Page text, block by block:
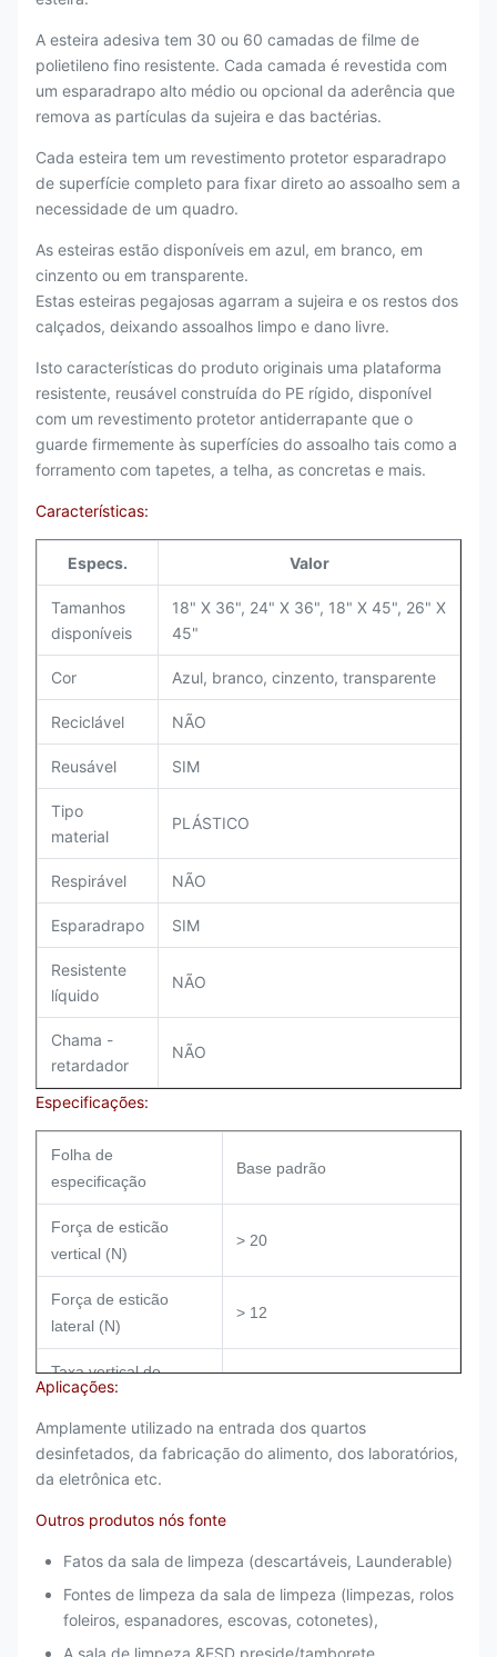
A esteira adesiva tem 30 ou 60 camadas de filme de
polietileno fino resistente. Cada camada é revestida com
um esparadrapo alto médio ou opcional da aderência que
remova as partículas da sujeira e das bactérias.
Cada esteira tem um revestimento protetor esparadrapo
de superfície completo para fixar direto ao assoalho sem a
necessidade de um quadro.
As esteiras estão disponíveis em azul, em branco, em
cinzento ou em transparente.
Estas esteiras pegajosas agarram a sujeira e os restos dos
calçados, deixando assoalhos limpo e dano livre.
Isto características do produto originais uma plataforma
resistente, reusável construída do PE rígido, disponível
com um revestimento protetor antiderrapante que o
guarde firmemente às superfícies do assoalho tais como a
forramento com tapetes, a telha, as concretas e mais.
Características:
Especs. Valor
Tamanhos
disponíveis
18" X 36", 24" X 36", 18" X 45", 26" X
45"
Cor Azul, branco, cinzento, transparente
Reciclável NÃO
Reusável SIM
Tipo
material
PLÁSTICO
Respirável NÃO
Esparadrapo SIM
Resistente
líquido
NÃO
Chama -
retardador
NÃO
Especificações:
Folha de
especificação
Base padrão
Força de esticão
vertical (N)
> 20
Força de esticão
lateral (N)
> 12
Taxa vertical do
alongamento da
fratura (%)
Taxa lateral do
fratura (%)
Colando o estado acrílico Solvente-baseado
Espessura 28/30/32/35/40/45mic
Aplicações:
Amplamente utilizado na entrada dos quartos
desinfetados, da fabricação do alimento, dos laboratórios,
da eletrônica etc.
Outros produtos nós fonte
Fatos da sala de limpeza (descartáveis, Launderable)
Fontes de limpeza da sala de limpeza (limpezas, rolos
foleiros, espanadores, escovas, cotonetes),
A sala de limpeza &ESD preside/tamborete,